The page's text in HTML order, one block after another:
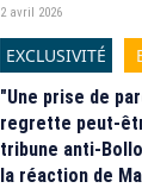
2 avril 2026
EXCLUSIVITÉ
"Une prise de
regrette peut-
tribune anti-
la réaction de